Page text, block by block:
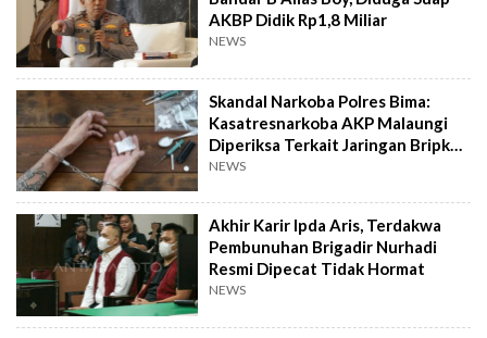
AKBP Didik Rp1,8 Miliar
NEWS
Skandal Narkoba Polres Bima:
Kasatresnarkoba AKP Malaungi
Diperiksa Terkait Jaringan Bripka
Karol
NEWS
Akhir Karir Ipda Aris, Terdakwa
Pembunuhan Brigadir Nurhadi
Resmi Dipecat Tidak Hormat
NEWS